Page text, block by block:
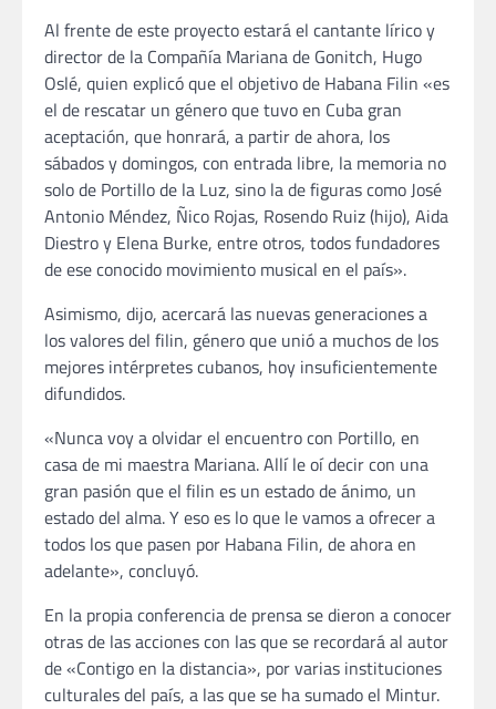
Al frente de este proyecto estará el cantante lírico y
director de la Compañía Mariana de Gonitch, Hugo
Oslé, quien explicó que el objetivo de Habana Filin «es
el de rescatar un género que tuvo en Cuba gran
aceptación, que honrará, a partir de ahora, los
sábados y domingos, con entrada libre, la memoria no
solo de Portillo de la Luz, sino la de figuras como José
Antonio Méndez, Ñico Rojas, Rosendo Ruiz (hijo), Aida
Diestro y Elena Burke, entre otros, todos fundadores
de ese conocido movimiento musical en el país».
Asimismo, dijo, acercará las nuevas generaciones a
los valores del filin, género que unió a muchos de los
mejores intérpretes cubanos, hoy insuficientemente
difundidos.
«Nunca voy a olvidar el encuentro con Portillo, en
casa de mi maestra Mariana. Allí le oí decir con una
gran pasión que el filin es un estado de ánimo, un
estado del alma. Y eso es lo que le vamos a ofrecer a
todos los que pasen por Habana Filin, de ahora en
adelante», concluyó.
En la propia conferencia de prensa se dieron a conocer
otras de las acciones con las que se recordará al autor
de «Contigo en la distancia», por varias instituciones
culturales del país, a las que se ha sumado el Mintur.